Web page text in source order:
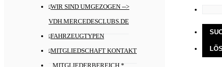
WIR SIND UMGEZOGEN -->
VDH.MERCEDESCLUBS.DE
FAHRZEUGTYPEN
MITGLIEDSCHAFT KONTAKT
MITGLIEDERBEREICH *